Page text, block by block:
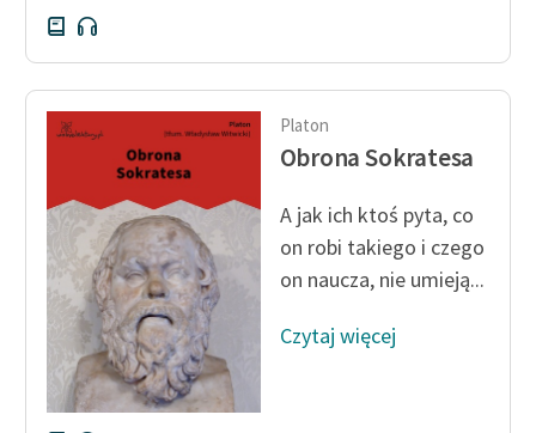
Szkoła Poezji Wolnych
Lektur
O nas
O projekcie
Zasady wykorzystania
Wolnych Lektur
Logotypy
Platon
Obrona Sokratesa
A jak ich ktoś pyta, co
on robi takiego i czego
on naucza, nie umieją...
Czytaj więcej